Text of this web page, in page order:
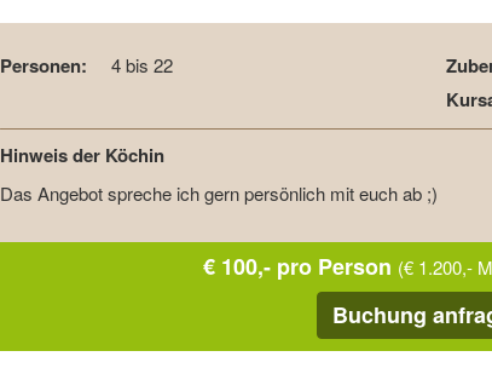
Personen: 4 bis 22
Hinweis der Köchin
Das Angebot spreche ich gern persönlich mit euch ab ;)
€ 100,- pro Person (€ 1.200,-
Buchung